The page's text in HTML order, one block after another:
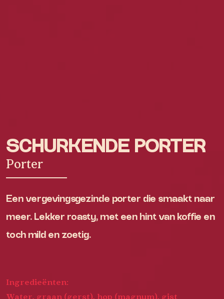
SCHURKENDE PORTER
Porter
Een vergevingsgezinde porter die smaakt naar
meer. Lekker roasty, met een hint van koffie en
toch mild en zoetig.
Ingredieënten:
Water, graan (gerst), hop (magnum), gist